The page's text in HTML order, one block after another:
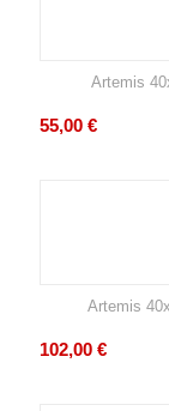
Artemis
55,00 €
Artemis
102,00 €